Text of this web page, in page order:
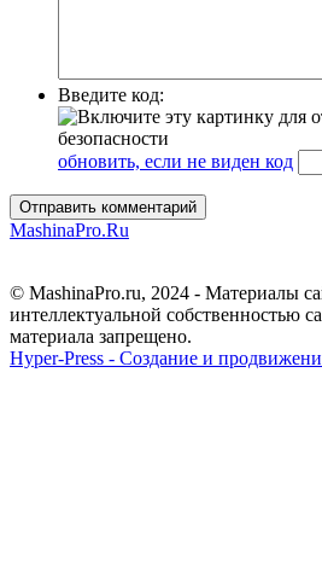
Введите код:
обновить, если не виден код
Отправить комментарий
MashinaPro.Ru
© MashinaPro.ru, 2024 - Материалы
интеллектуальной собственностью
материала запрещено.
Hyper-Press - Создание и